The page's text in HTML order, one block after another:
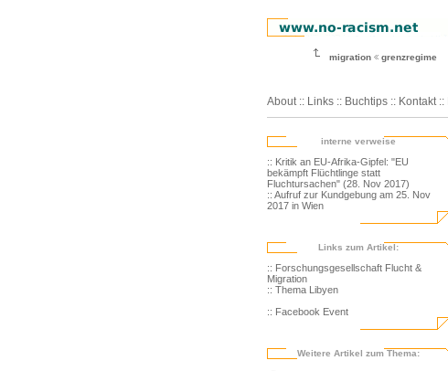
migration grenzregime
About :: Links :: Buchtips :: Kontakt ::
interne verweise
:: Kritik an EU-Afrika-Gipfel: "EU
bekämpft Flüchtlinge statt
Fluchtursachen" (28. Nov 2017)
:: Aufruf zur Kundgebung am 25. Nov
2017 in Wien
Links zum Artikel:
:: Forschungsgesellschaft Flucht &
Migration
:: Thema Libyen
:: Facebook Event
Weitere Artikel zum Thema: